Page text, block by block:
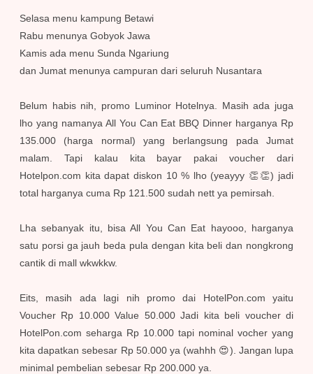
Selasa menu kampung Betawi
Rabu menunya Gobyok Jawa
Kamis ada menu Sunda Ngariung
dan Jumat menunya campuran dari seluruh Nusantara
Belum habis nih, promo Luminor Hotelnya. Masih ada juga
lho yang namanya All You Can Eat BBQ Dinner harganya Rp
135.000 (harga normal) yang berlangsung pada Jumat
malam. Tapi kalau kita bayar pakai voucher dari
Hotelpon.com kita dapat diskon 10 % lho (yeayyy 👏👏) jadi
total harganya cuma Rp 121.500 sudah nett ya pemirsah.
Lha sebanyak itu, bisa All You Can Eat hayooo, harganya
satu porsi ga jauh beda pula dengan kita beli dan nongkrong
cantik di mall wkwkkw.
Eits, masih ada lagi nih promo dai HotelPon.com yaitu
Voucher Rp 10.000 Value 50.000 Jadi kita beli voucher di
HotelPon.com seharga Rp 10.000 tapi nominal vocher yang
kita dapatkan sebesar Rp 50.000 ya (wahhh 😍). Jangan lupa
minimal pembelian sebesar Rp 200.000 ya.